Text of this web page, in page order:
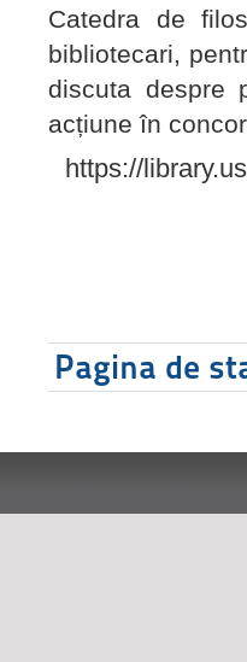
Catedra de
bibliotecari,
discuta despre
acțiune în
https://
Pagina de